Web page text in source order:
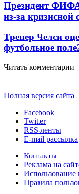
Президент ФИФА
из-за кризисной
Тренер Челси
футбольное поле
Читать комментарии
Полная версия сайта
Facebook
Twitter
RSS-ленты
E-mail рассылка
Контакты
Реклама на
Использование
Правила